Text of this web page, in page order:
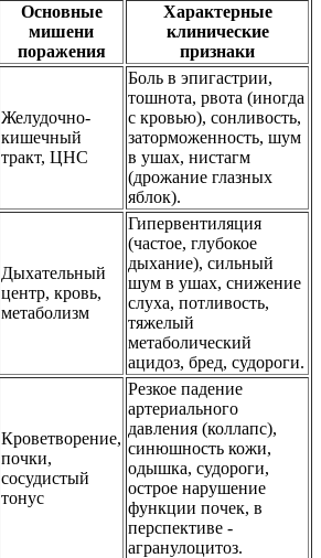
Основные
мишени
поражения
Характерные
клинические
признаки
Желудочно-
кишечный
тракт, ЦНС
Боль в эпигастрии,
тошнота, рвота (иногда
с кровью), сонливость,
заторможенность, шум
в ушах, нистагм
(дрожание глазных
яблок).
Дыхательный
центр, кровь,
метаболизм
Гипервентиляция
(частое, глубокое
дыхание), сильный
шум в ушах, снижение
слуха, потливость,
тяжелый
метаболический
ацидоз, бред, судороги.
Кроветворение,
почки,
сосудистый
тонус
Резкое падение
артериального
давления (коллапс),
синюшность кожи,
одышка, судороги,
острое нарушение
функции почек, в
перспективе -
агранулоцитоз.